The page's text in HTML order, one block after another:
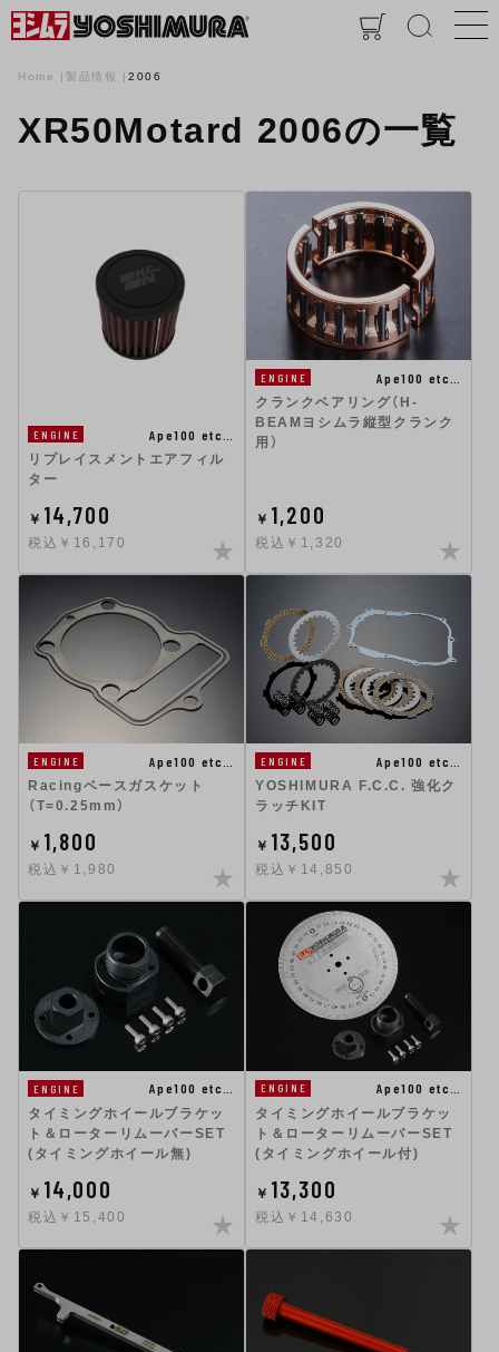
Home 製品情報 2006
XR50Motard 2006の一覧
ENGINE
Ape100 etc…
リプレイスメントエアフィル
ター
￥ 14,700
税込￥16,170
ENGINE
Ape100 etc…
クランクベアリング（H-
BEAMヨシムラ縦型クランク
用）
￥ 1,200
税込￥1,320
ENGINE
Ape100 etc…
Racingベースガスケット
（T=0.25mm）
￥ 1,800
税込￥1,980
ENGINE
Ape100 etc…
YOSHIMURA F.C.C. 強化ク
ラッチKIT
￥ 13,500
税込￥14,850
ENGINE
Ape100 etc…
タイミングホイールブラケッ
ト＆ローターリムーバーSET
(タイミングホイール無)
￥ 14,000
税込￥15,400
ENGINE
Ape100 etc…
タイミングホイールブラケッ
ト＆ローターリムーバーSET
(タイミングホイール付)
￥ 13,300
税込￥14,630